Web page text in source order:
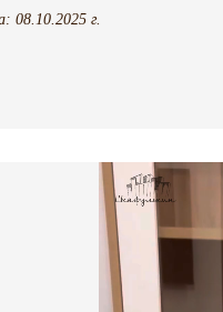
08.10.2025 г.